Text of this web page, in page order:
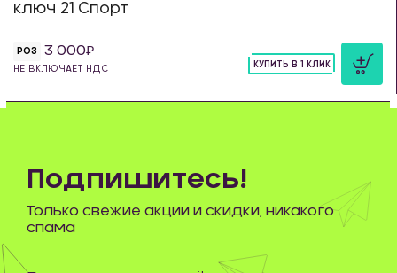
ключ 21 Спорт
РОЗ 3 000
НЕ ВКЛЮЧАЕТ НДС
КУПИТЬ В 1 КЛИК
Подпишитесь!
Только свежие акции и скидки, никакого
спама